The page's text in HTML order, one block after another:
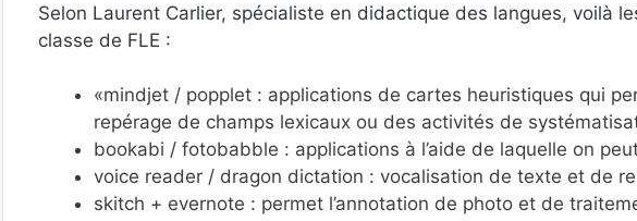
Selon Laurent Carlier, spécialiste en didactique des langues, voilà
classe de FLE :
«mindjet / popplet : applications de cartes heuristiques qui
repérage de champs lexicaux ou des activités de
bookabi / fotobabble : applications à l’aide de laquelle on
voice reader / dragon dictation : vocalisation de texte et de
skitch + evernote : permet l’annotation de photo et de